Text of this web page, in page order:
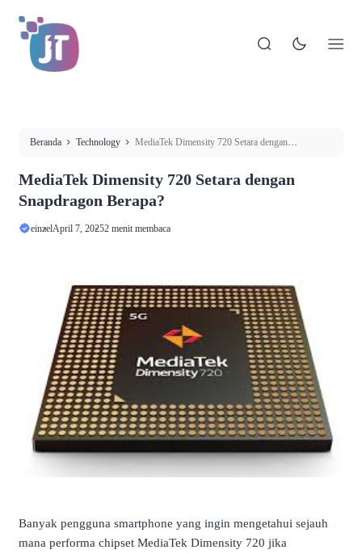
Beranda Technology
MediaTek Dimensity 720 Setara dengan
MediaTek Dimensity 720 Setara dengan
Snapdragon Berapa?
einzelApril 7, 20252 menit membaca
Banyak pengguna smartphone yang ingin mengetahui sejauh
mana performa chipset MediaTek Dimensity 720 jika